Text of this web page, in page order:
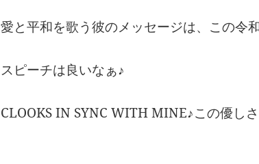
愛と平和を歌う彼のメッセージは、この令
スピーチは良いなぁ♪
CLOOKS IN SYNC WITH MINE♪この優し